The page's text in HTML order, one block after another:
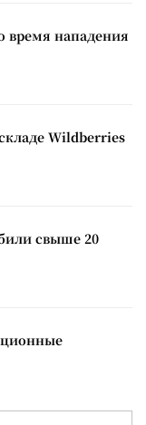
время нападения
Wildberries
свыше 20